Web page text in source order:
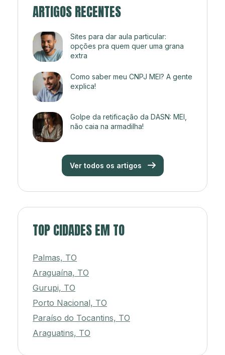
ARTIGOS RECENTES
Sites para dar aula particular:
opções pra quem quer uma grana
extra
Como saber meu CNPJ MEI? A gente
explica!
Golpe da retificação da DASN: MEI,
não caia na armadilha!
Ver todos os artigos
TOP CIDADES EM TO
Palmas, TO
Araguaína, TO
Gurupi, TO
Porto Nacional, TO
Paraíso do Tocantins, TO
Araguatins, TO